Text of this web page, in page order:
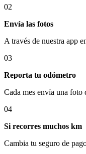
02
Envía las fotos
A través de nuestra app
03
Reporta tu odómetro
Cada mes envía una foto
04
Si recorres muchos km
Cambia tu seguro de